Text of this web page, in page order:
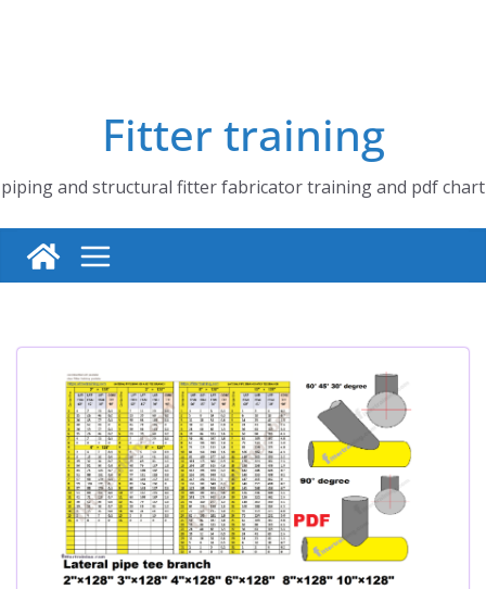
Fitter training
piping and structural fitter fabricator training and pdf chart